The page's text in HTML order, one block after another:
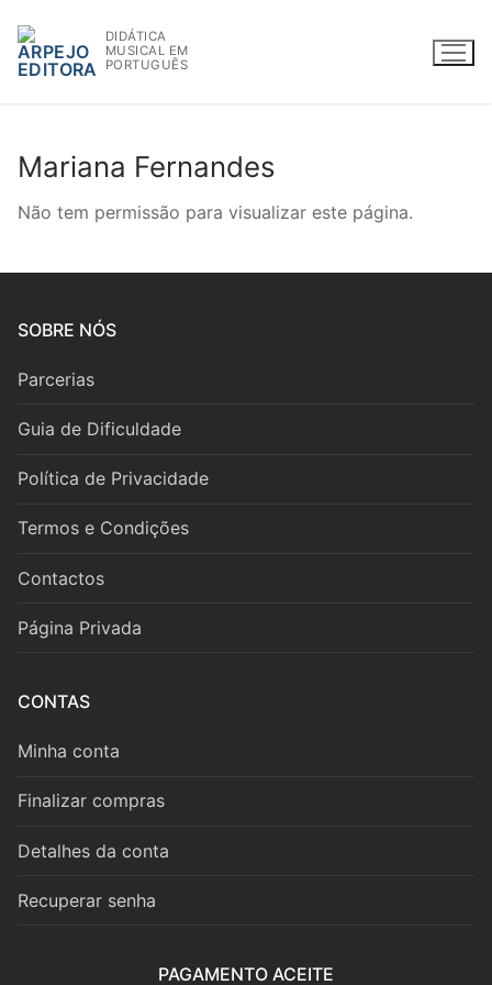
para
conteúdo
DIDÁTICA
MUSICAL EM
PORTUGUÊS
WWW.ARPEJOEDITORA.PT | INFO@ARPEJOEDITORA.PT
Partituras
Madeiras
Trompa
Trompete
Trombone
Eufónio
Tuba
Mariana Fernandes
Não tem permissão para visualizar este página.
SOBRE NÓS
Parcerias
Guia de Dificuldade
Política de Privacidade
Termos e Condições
Contactos
Página Privada
CONTAS
Minha conta
Finalizar compras
Detalhes da conta
Recuperar senha
PAGAMENTO ACEITE